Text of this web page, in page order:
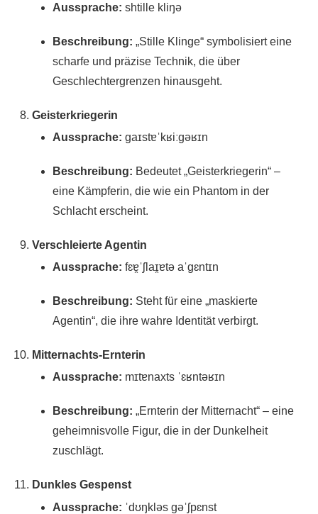
Aussprache: shtille kliŋə
Beschreibung: „Stille Klinge“ symbolisiert eine
scharfe und präzise Technik, die über
Geschlechtergrenzen hinausgeht.
Geisterkriegerin
Aussprache: gaɪstɐˈkʁiːgəʁɪn
Beschreibung: Bedeutet „Geisterkriegerin“ –
eine Kämpferin, die wie ein Phantom in der
Schlacht erscheint.
Verschleierte Agentin
Aussprache: fɛɐ̯ˈʃlaɪ̯ɐtə aˈɡɛntɪn
Beschreibung: Steht für eine „maskierte
Agentin“, die ihre wahre Identität verbirgt.
Mitternachts-Ernterin
Aussprache: mɪtɐnaxts ˈɛʁntəʁɪn
Beschreibung: „Ernterin der Mitternacht“ – eine
geheimnisvolle Figur, die in der Dunkelheit
zuschlägt.
Dunkles Gespenst
Aussprache: ˈdʊŋkləs ɡəˈʃpɛnst